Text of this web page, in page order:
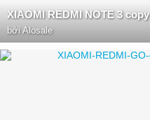
XIAOMI REDMI NOTE 3 copy
bởiAlosale